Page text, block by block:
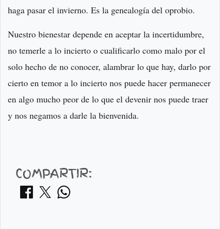
haga pasar el invierno. Es la genealogía del oprobio.
Nuestro bienestar depende en aceptar la incertidumbre,
no temerle a lo incierto o cualificarlo como malo por el
solo hecho de no conocer, alambrar lo que hay, darlo por
cierto en temor a lo incierto nos puede hacer permanecer
en algo mucho peor de lo que el devenir nos puede traer
y nos negamos a darle la bienvenida.
COMPARTIR: